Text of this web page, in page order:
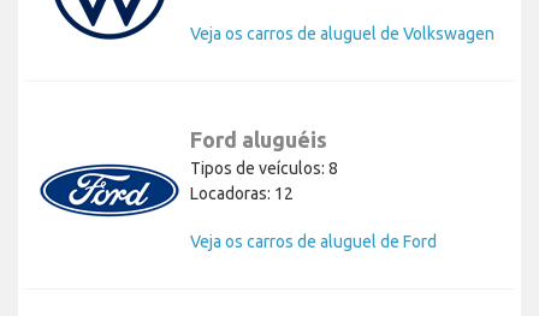
Veja os carros de aluguel de Volkswagen
Ford aluguéis
Tipos de veículos: 8
Locadoras: 12
Veja os carros de aluguel de Ford